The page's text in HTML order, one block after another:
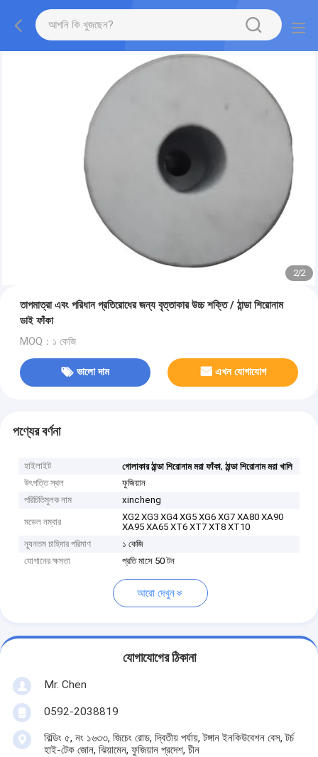
2/2
তাপমাত্রা এবং পরিধান প্রতিরোধের জন্য বৃত্তাকার উচ্চ শক্তি / ঠান্ডা শিরোনাম
ডাই ফাঁকা
MOQ：১ কেজি
ভালো দাম এখন যোগাযোগ
পণ্যের বর্ণনা
হাইলাইট গোলাকার ঠান্ডা শিরোনাম মরা ফাঁকা,ঠান্ডা শিরোনাম মরা খালি
উৎপত্তি স্থল
ফুজিয়ান
পরিচিতিমুলক নাম
xincheng
মডেল নম্বার
XG2 XG3 XG4 XG5 XG6 XG7 XA80 XA90
XA95 XA65 XT6 XT7 XT8 XT10
ন্যূনতম চাহিদার পরিমাণ
১ কেজি
যোগানের ক্ষমতা
প্রতি মাসে 50 টন
আরো দেখুন
যোগাযোগের ঠিকানা
Mr. Chen
0592-2038819
বিল্ডিং ৫, নং ১৬৩৩, জিচেং রোড, দ্বিতীয় পর্যায়, টঙ্গান ইনকিউবেশন বেস, টর্চ
হাই-টেক জোন, ঝিয়ামেন, ফুজিয়ান প্রদেশ, চীন